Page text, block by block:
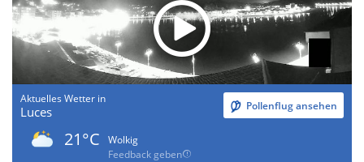
Aktuelles Wetter in
Luces Pollenflug ansehen
21°C
Wolkig
Feedback geben